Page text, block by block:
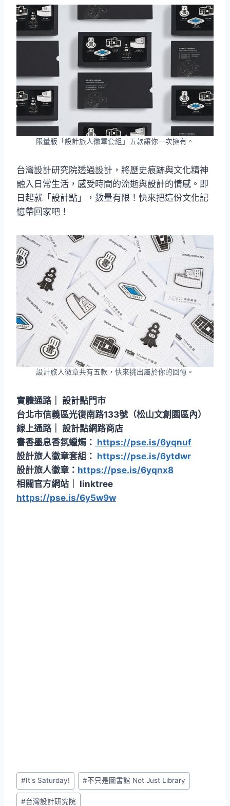
限量版「設計旅人徽章套組」五款讓你一次擁有。
台灣設計研究院透過設計，將歷史痕跡與文化精神
融入日常生活，感受時間的流逝與設計的情感。即
日起就「設計點」，數量有限！快來把這份文化記
憶帶回家吧！
設計旅人徽章共有五款，快來挑出屬於你的回憶。
實體通路｜ 設計點門市
台北市信義區光復南路133號（松山文創園區內）
線上通路｜ 設計點網路商店
書香墨息香氛蠟燭： https://pse.is/6yqnuf
設計旅人徽章套組： https://pse.is/6ytdwr
設計旅人徽章： https://pse.is/6yqnx8
相關官方網站｜ linktree
https://pse.is/6y5w9w
Post
Tags:
#It's Saturday! #不只是圖書館 Not Just Library
#台灣設計研究院